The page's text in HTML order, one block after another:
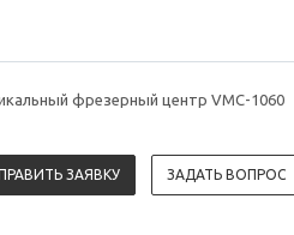
фрезерный центр VMC-1060
ЗАЯВКУ ЗАДАТЬ ВОПРОС